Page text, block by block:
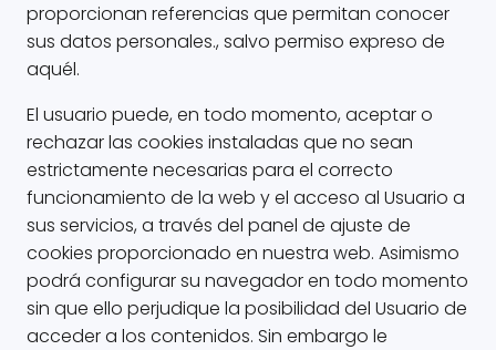
proporcionan referencias que permitan conocer
sus datos personales., salvo permiso expreso de
aquél.
El usuario puede, en todo momento, aceptar o
rechazar las cookies instaladas que no sean
estrictamente necesarias para el correcto
funcionamiento de la web y el acceso al Usuario a
sus servicios, a través del panel de ajuste de
cookies proporcionado en nuestra web. Asimismo
podrá configurar su navegador en todo momento
sin que ello perjudique la posibilidad del Usuario de
acceder a los contenidos. Sin embargo le